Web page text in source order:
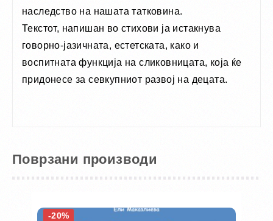
наследство на нашата татковина.
Текстот, напишан во стихови ја истакнува
говорно-јазичната, естетската, како и
воспитната функција на сликовницата, која ќе
придонесе за севкупниот развој на децатa.
Поврзани производи
-20%